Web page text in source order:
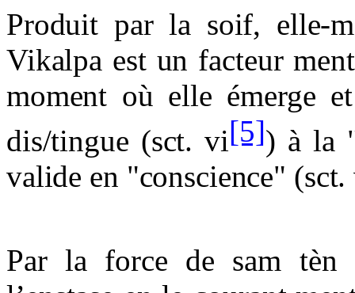
Produit par la soif, elle-
Vikalpa est un facteur
moment où elle émerge
dis/tingue (sct. vi[5]) à la
valide en "conscience"
Par la force de sam tèn